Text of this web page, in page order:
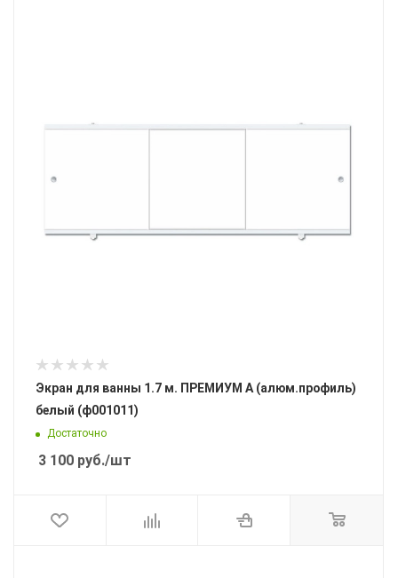
Экран для ванны 1.7 м. ПРЕМИУМ А (алюм.профиль)
белый (ф001011)
Достаточно
3 100 руб./шт